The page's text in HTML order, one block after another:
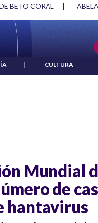
BETO CORAL |
| CULTURA |
Mundial
de
hantavirus